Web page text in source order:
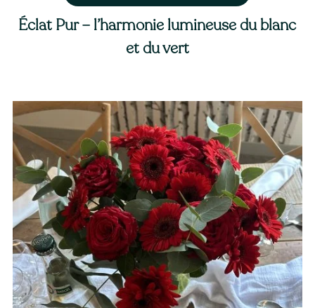
Éclat Pur – l’harmonie lumineuse du blanc
et du vert